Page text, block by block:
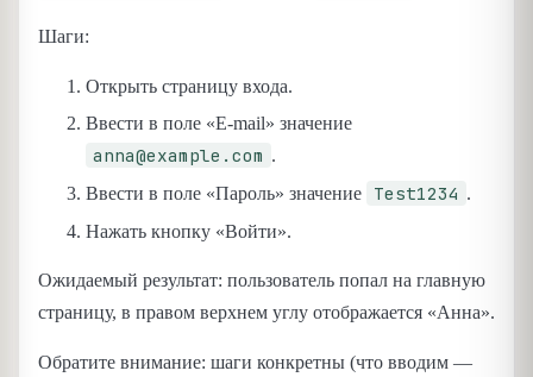
Шаги:
Открыть страницу входа.
Ввести в поле «E-mail» значение
anna@example.com .
Ввести в поле «Пароль» значение
Test1234 .
Нажать кнопку «Войти».
Ожидаемый результат: пользователь попал на главную
страницу, в правом верхнем углу отображается «Анна».
Обратите внимание: шаги конкретны (что вводим —